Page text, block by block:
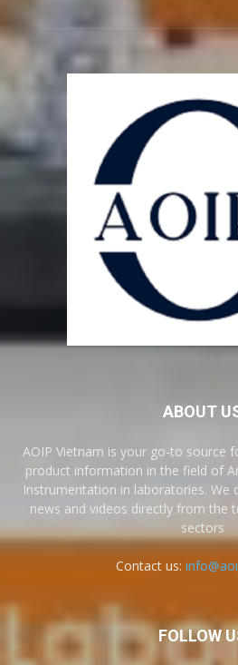
ABOUT
AOIP Vietnam is your go-to source
product information in the field of
Instrumentation in laboratories. We
news and videos directly from the
sectors
Contact us:
FOLLOW